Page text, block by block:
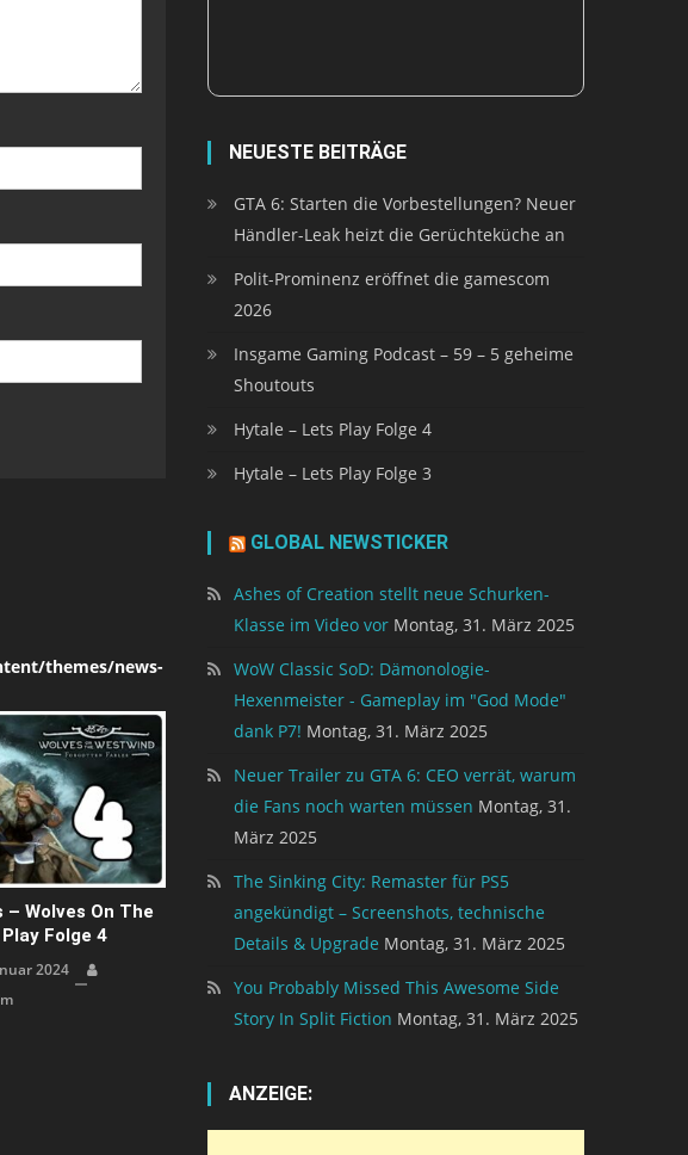
themes/news-
Wolves On The
Folge 4
2024
NEUESTE BEITRÄGE
GTA 6: Starten die Vorbestellungen? Neuer
Händler-Leak heizt die Gerüchteküche an
Polit-Prominenz eröffnet die gamescom
2026
Insgame Gaming Podcast – 59 – 5 geheime
Shoutouts
Hytale – Lets Play Folge 4
Hytale – Lets Play Folge 3
GLOBAL NEWSTICKER
Ashes of Creation stellt neue Schurken-
Klasse im Video vor Montag, 31. März 2025
WoW Classic SoD: Dämonologie-
Hexenmeister - Gameplay im "God Mode"
dank P7! Montag, 31. März 2025
Neuer Trailer zu GTA 6: CEO verrät, warum
die Fans noch warten müssen Montag, 31.
März 2025
The Sinking City: Remaster für PS5
angekündigt – Screenshots, technische
Details & Upgrade Montag, 31. März 2025
You Probably Missed This Awesome Side
Story In Split Fiction Montag, 31. März 2025
ANZEIGE: